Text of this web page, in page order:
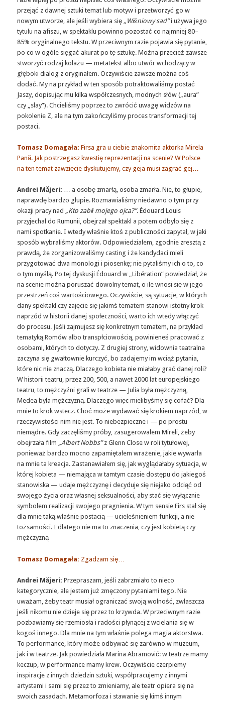
przejąć z dawnej sztuki temat lub motyw i przetworzyć go w
nowym utworze, ale jeśli wybiera się „Wiśniowy sad”i używa jego
tytułu na afiszu, w spektaklu powinno pozostać co najmniej 80–
85% oryginalnego tekstu. W przeciwnym razie pojawia się pytanie,
po co w ogóle sięgać akurat po tę sztukę. Można przecież zawsze
stworzyć rodzaj kolażu — metatekst albo utwór wchodzący w
głęboki dialog z oryginałem. Oczywiście zawsze można coś
dodać. My na przykład w ten sposób potraktowaliśmy postać
Jaszy, dopisując mu kilka współczesnych, modnych słów („aura”
czy „slay”). Chcieliśmy poprzez to zwrócić uwagę widzów na
pokolenie Z, ale na tym zakończyliśmy proces transformacji tej
postaci.
Tomasz Domagała: Firsa gra u ciebie znakomita aktorka Mirela
Pană. Jak postrzegasz kwestię reprezentacji na scenie? W Polsce
na ten temat zawzięcie dyskutujemy, czy geja musi zagrać gej…
Andrei Măjeri: … a osobę zmarłą, osoba zmarła. Nie, to głupie,
naprawdę bardzo głupie. Rozmawialiśmy niedawno o tym przy
okazji pracy nad „Kto zabił mojego ojca?”.Édouard Louis
przyjechał do Rumunii, obejrzał spektakl a potem odbyło się z
nami spotkanie. I wtedy właśnie ktoś z publiczności zapytał, w jaki
sposób wybraliśmy aktorów. Odpowiedziałem, zgodnie zresztą z
prawdą, że zorganizowaliśmy casting i że kandydaci mieli
przygotować dwa monologi i piosenkę; nie pytaliśmy ich o to, co
o tym myślą. Po tej dyskusji Édouard w „Libération” powiedział, że
na scenie można poruszać dowolny temat, o ile wnosi się w jego
przestrzeń coś wartościowego. Oczywiście, są sytuacje, w których
dany spektakl czy zajęcie się jakimś tematem stanowi istotny krok
naprzód w historii danej społeczności, warto ich wtedy włączyć
do procesu. Jeśli zajmujesz się konkretnym tematem, na przykład
tematyką Romów albo transpłciowością, powinieneś pracować z
osobami, których to dotyczy. Z drugiej strony, widownia teatralna
zaczyna się gwałtownie kurczyć, bo zadajemy im wciąż pytania,
które nic nie znaczą. Dlaczego kobieta nie miałaby grać danej roli?
W historii teatru, przez 200, 500, a nawet 2000 lat europejskiego
teatru, to mężczyźni grali w teatrze — Julia była mężczyzną,
Medea była mężczyzną. Dlaczego więc mielibyśmy się cofać? Dla
mnie to krok wstecz. Choć może wydawać się krokiem naprzód, w
rzeczywistości nim nie jest. To niebezpieczne i — po prostu
niemądre. Gdy zaczęliśmy próby, zasugerowałem Mireli, żeby
obejrzała film „Albert Nobbs”z Glenn Close w roli tytułowej,
ponieważ bardzo mocno zapamiętałem wrażenie, jakie wywarła
na mnie ta kreacja. Zastanawiałem się, jak wyglądałaby sytuacja, w
której kobieta — niemająca w tamtym czasie dostępu do jakiegoś
stanowiska — udaje mężczyznę i decyduje się niejako odciąć od
swojego życia oraz własnej seksualności, aby stać się wyłącznie
symbolem realizacji swojego pragnienia. W tym sensie Firs stał się
dla mnie taką właśnie postacią — ucieleśnieniem funkcji, a nie
tożsamości. I dlatego nie ma to znaczenia, czy jest kobietą czy
mężczyzną
Tomasz Domagała: Zgadzam się…
Andrei Măjeri: Przepraszam, jeśli zabrzmiało to nieco
kategorycznie, ale jestem już zmęczony pytaniami tego. Nie
uważam, żeby teatr musiał ograniczać swoją wolność, zwłaszcza
jeśli nikomu nie dzieje się przez to krzywda. W przeciwnym razie
pozbawiamy się rzemiosła i radości płynącej z wcielania się w
kogoś innego. Dla mnie na tym właśnie polega magia aktorstwa.
To performance, który może odbywać się zarówno w muzeum,
jak i w teatrze. Jak powiedziała Marina Abramović: w teatrze mamy
keczup, w performance mamy krew. Oczywiście czerpiemy
inspiracje z innych dziedzin sztuki, współpracujemy z innymi
artystami i sami się przez to zmieniamy, ale teatr opiera się na
swoich zasadach. Metamorfoza i stawanie się kimś innym